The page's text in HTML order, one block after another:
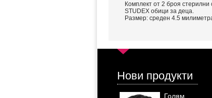
Комплект от 2 броя
STUDEX обици за деца.
Размер: среден 4.5
Нови продукти
Голям